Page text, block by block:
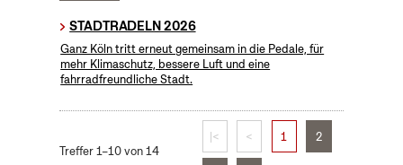
STADTRADELN 2026
Ganz Köln tritt erneut gemeinsam in die Pedale, für
mehr Klimaschutz, bessere Luft und eine
fahrradfreundliche Stadt.
Treffer 1–10 von 14
|< < 1 2